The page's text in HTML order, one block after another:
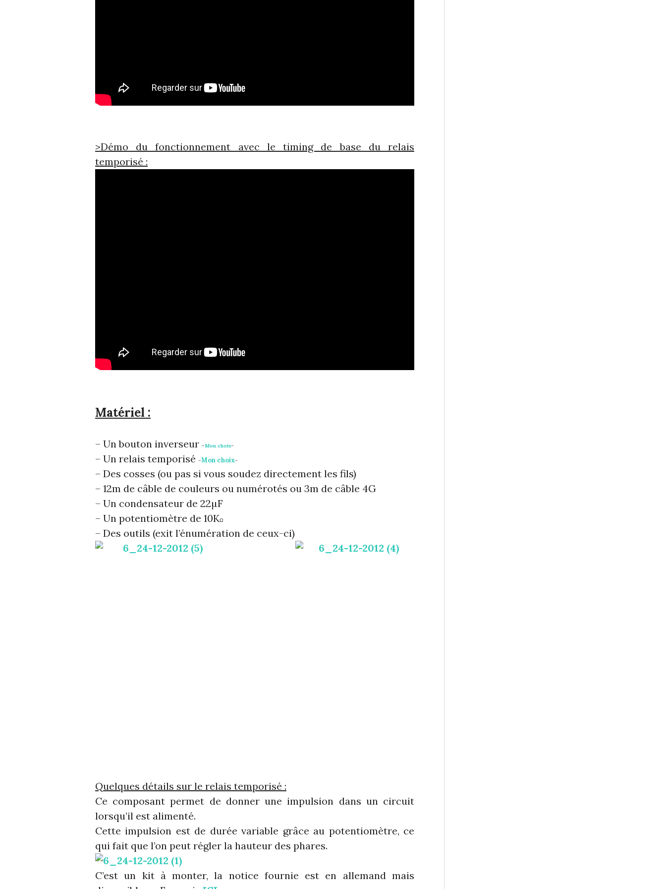
>Démo du fonctionnement avec le timing de base du relais
temporisé :
Matériel :
– Un bouton inverseur –Mon choix–
– Un relais temporisé –Mon choix–
– Des cosses (ou pas si vous soudez directement les fils)
– 12m de câble de couleurs ou numérotés ou 3m de câble 4G
– Un condensateur de 22µF
– Un potentiomètre de 10KΩ
– Des outils (exit l’énumération de ceux-ci)
Quelques détails sur le relais temporisé :
Ce composant permet de donner une impulsion dans un circuit
lorsqu’il est alimenté.
Cette impulsion est de durée variable grâce au potentiomètre, ce
qui fait que l’on peut régler la hauteur des phares.
C’est un kit à monter, la notice fournie est en allemand mais